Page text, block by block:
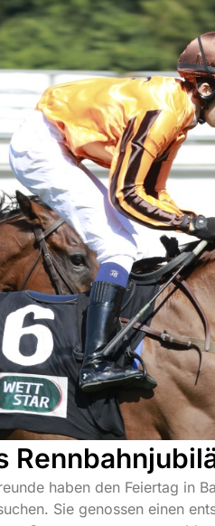
haben den Feiertag in
Sie genossen einen